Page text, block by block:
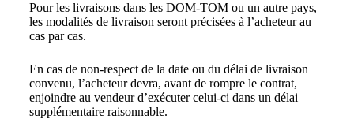
Pour les livraisons dans les DOM-TOM ou un autre pays,
les modalités de livraison seront précisées à l’acheteur au
cas par cas.
En cas de non-respect de la date ou du délai de livraison
convenu, l’acheteur devra, avant de rompre le contrat,
enjoindre au vendeur d’exécuter celui-ci dans un délai
supplémentaire raisonnable.